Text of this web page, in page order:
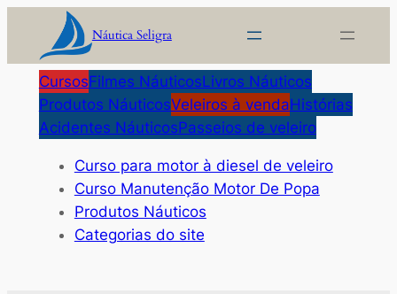
o
conteúdo
Náutica Seligra
CursosFilmes NáuticosLivros Náuticos
Produtos NáuticosVeleiros à vendaHistórias
Acidentes NáuticosPasseios de veleiro
Curso para motor à diesel de veleiro
Curso Manutenção Motor De Popa
Produtos Náuticos
Categorias do site